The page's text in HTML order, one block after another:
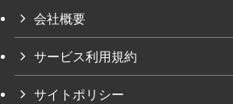
会社概要
サービス利用規約
サイトポリシー